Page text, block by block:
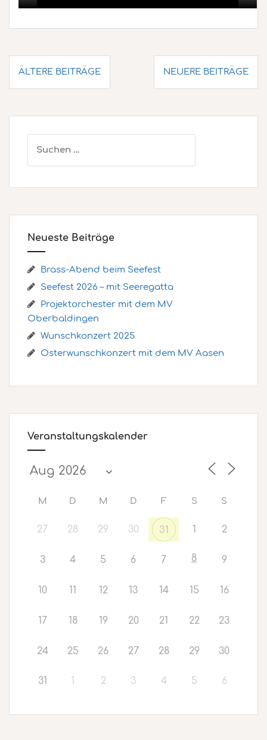
Beitragsnavigation
ÄLTERE BEITRÄGE NEUERE BEITRÄGE
nach:
Neueste Beiträge
Brass-Abend beim Seefest
Seefest 2026 – mit Seeregatta
Projektorchester mit dem MV
Oberbaldingen
Wunschkonzert 2025
Osterwunschkonzert mit dem MV Aasen
Veranstaltungskalender
M D M D F S S
27 28 29 30 31 1 2
3 4 5 6 7 8 9
10 11 12 13 14 15 16
17 18 19 20 21 22 23
24 25 26 27 28 29 30
31 2 3 4 5 6